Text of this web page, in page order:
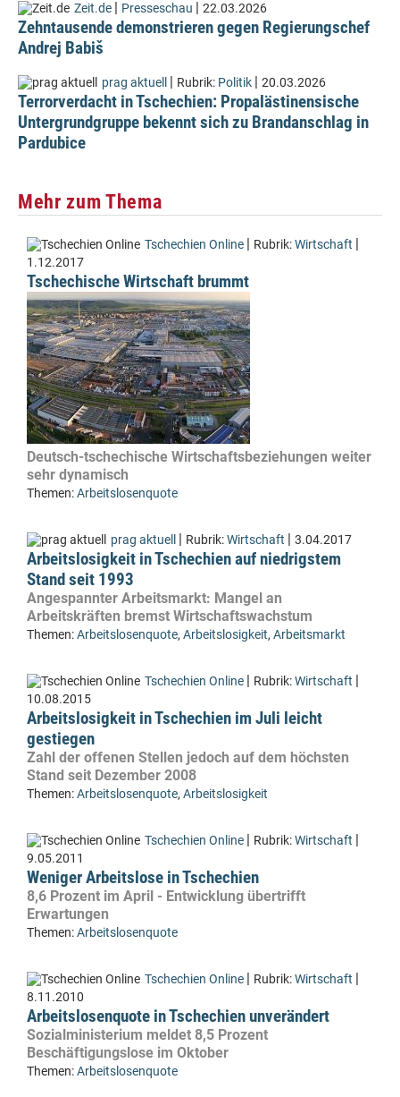
Zeit.de | Presseschau | 22.03.2026
Zehntausende demonstrieren gegen Regierungschef
Andrej Babiš
prag aktuell | Rubrik: Politik | 20.03.2026
Terrorverdacht in Tschechien: Propalästinensische
Untergrundgruppe bekennt sich zu Brandanschlag in
Pardubice
Mehr zum Thema
Tschechien Online | Rubrik:Wirtschaft |
1.12.2017
Tschechische Wirtschaft brummt
Deutsch-tschechische Wirtschaftsbeziehungen weiter
sehr dynamisch
Themen:Arbeitslosenquote
prag aktuell | Rubrik:Wirtschaft | 3.04.2017
Arbeitslosigkeit in Tschechien auf niedrigstem
Stand seit 1993
Angespannter Arbeitsmarkt: Mangel an
Arbeitskräften bremst Wirtschaftswachstum
Themen:Arbeitslosenquote, Arbeitslosigkeit, Arbeitsmarkt
Tschechien Online | Rubrik:Wirtschaft |
10.08.2015
Arbeitslosigkeit in Tschechien im Juli leicht
gestiegen
Zahl der offenen Stellen jedoch auf dem höchsten
Stand seit Dezember 2008
Themen:Arbeitslosenquote, Arbeitslosigkeit
Tschechien Online | Rubrik:Wirtschaft |
9.05.2011
Weniger Arbeitslose in Tschechien
8,6 Prozent im April - Entwicklung übertrifft
Erwartungen
Themen:Arbeitslosenquote
Tschechien Online | Rubrik:Wirtschaft |
8.11.2010
Arbeitslosenquote in Tschechien unverändert
Sozialministerium meldet 8,5 Prozent
Beschäftigungslose im Oktober
Themen:Arbeitslosenquote